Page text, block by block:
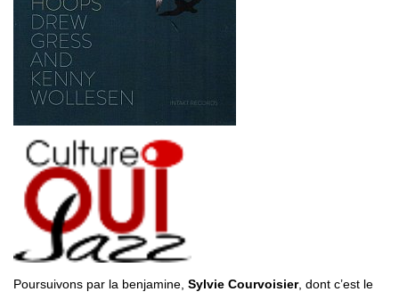
Poursuivons par la benjamine, Sylvie Courvoisier, dont c’est le